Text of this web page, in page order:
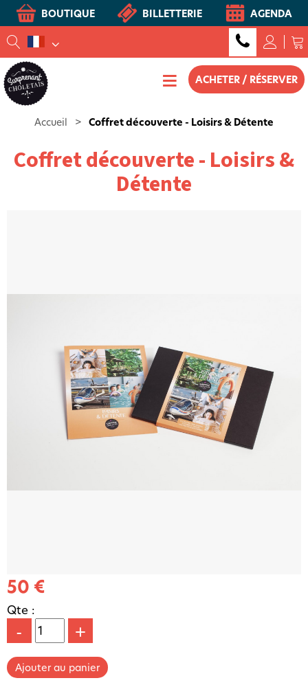
BOUTIQUE BILLETTERIE AGENDA
ACHETER / RÉSERVER
Accueil > Coffret découverte - Loisirs & Détente
Coffret découverte - Loisirs &
Détente
50 €
Qte :
- +